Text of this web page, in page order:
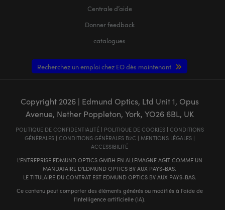
Centrale d’aide
Donner feedback
catalogues
Recherchez un emploi chez EO dès maintenant
Copyright 2026| Edmund Optics, Ltd Unit 1, Opus
Avenue, Nether Poppleton, York, YO26 6BL, UK
POLITIQUE DE CONFIDENTIALITÉ| POLITIQUE DE COOKIES| CONDITIONS
GÉNÈRALES| CONDITIONS GÉNÈRALES B2C | MENTIONS LÉGALES|
ACCESSIBILITÉ
L'ENTREPRISE EDMUND OPTICS GMBH EN ALLEMAGNE AGIT COMME UN
MANDATAIRE D'EDMUND OPTICS BV AUX PAYS-BAS.
LE TITULAIRE DU CONTRAT EST EDMUND OPTICS BV AUX PAYS-BAS.
Ce contenu peut comporter des éléments générés ou modifiés à l'aide de
l'intelligence artificielle (IA).